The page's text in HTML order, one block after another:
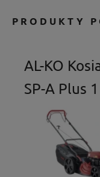
PRODUKTY
AL-KO
SP-A Plus